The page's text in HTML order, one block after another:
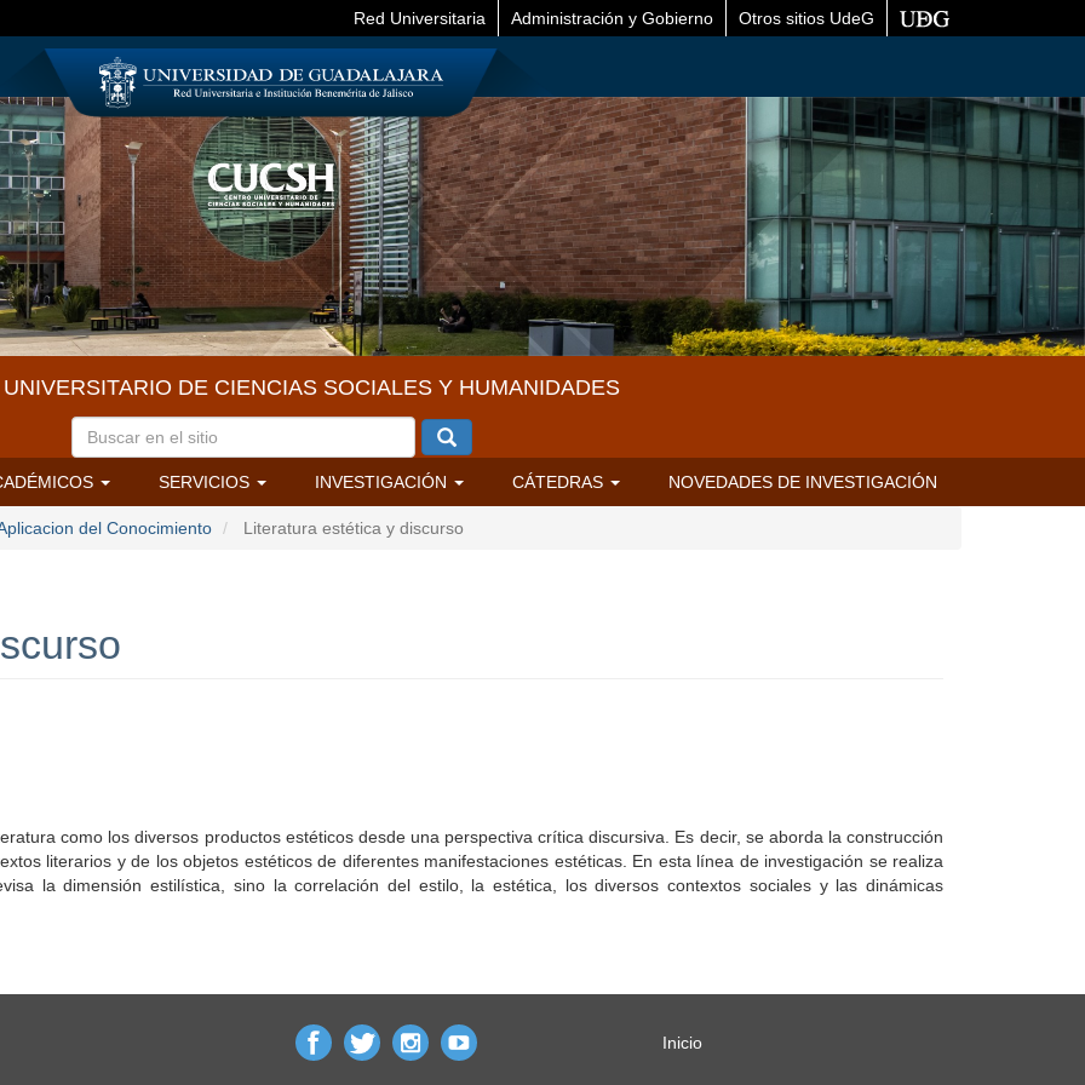
Red Universitaria Administración y Gobierno Otros sitios UdeG
DE CIENCIAS SOCIALES Y HUMANIDADES
SERVICIOS INVESTIGACIÓN CÁTEDRAS NOVEDADES DE INVESTIGACIÓN
del Conocimiento Literatura estética y discurso
como los diversos productos estéticos desde una perspectiva crítica discursiva. Es decir, se aborda la construcción
literarios y de los objetos estéticos de diferentes manifestaciones estéticas. En esta línea de investigación se realiza
la dimensión estilística, sino la correlación del estilo, la estética, los diversos contextos sociales y las dinámicas
Menú
Inicio